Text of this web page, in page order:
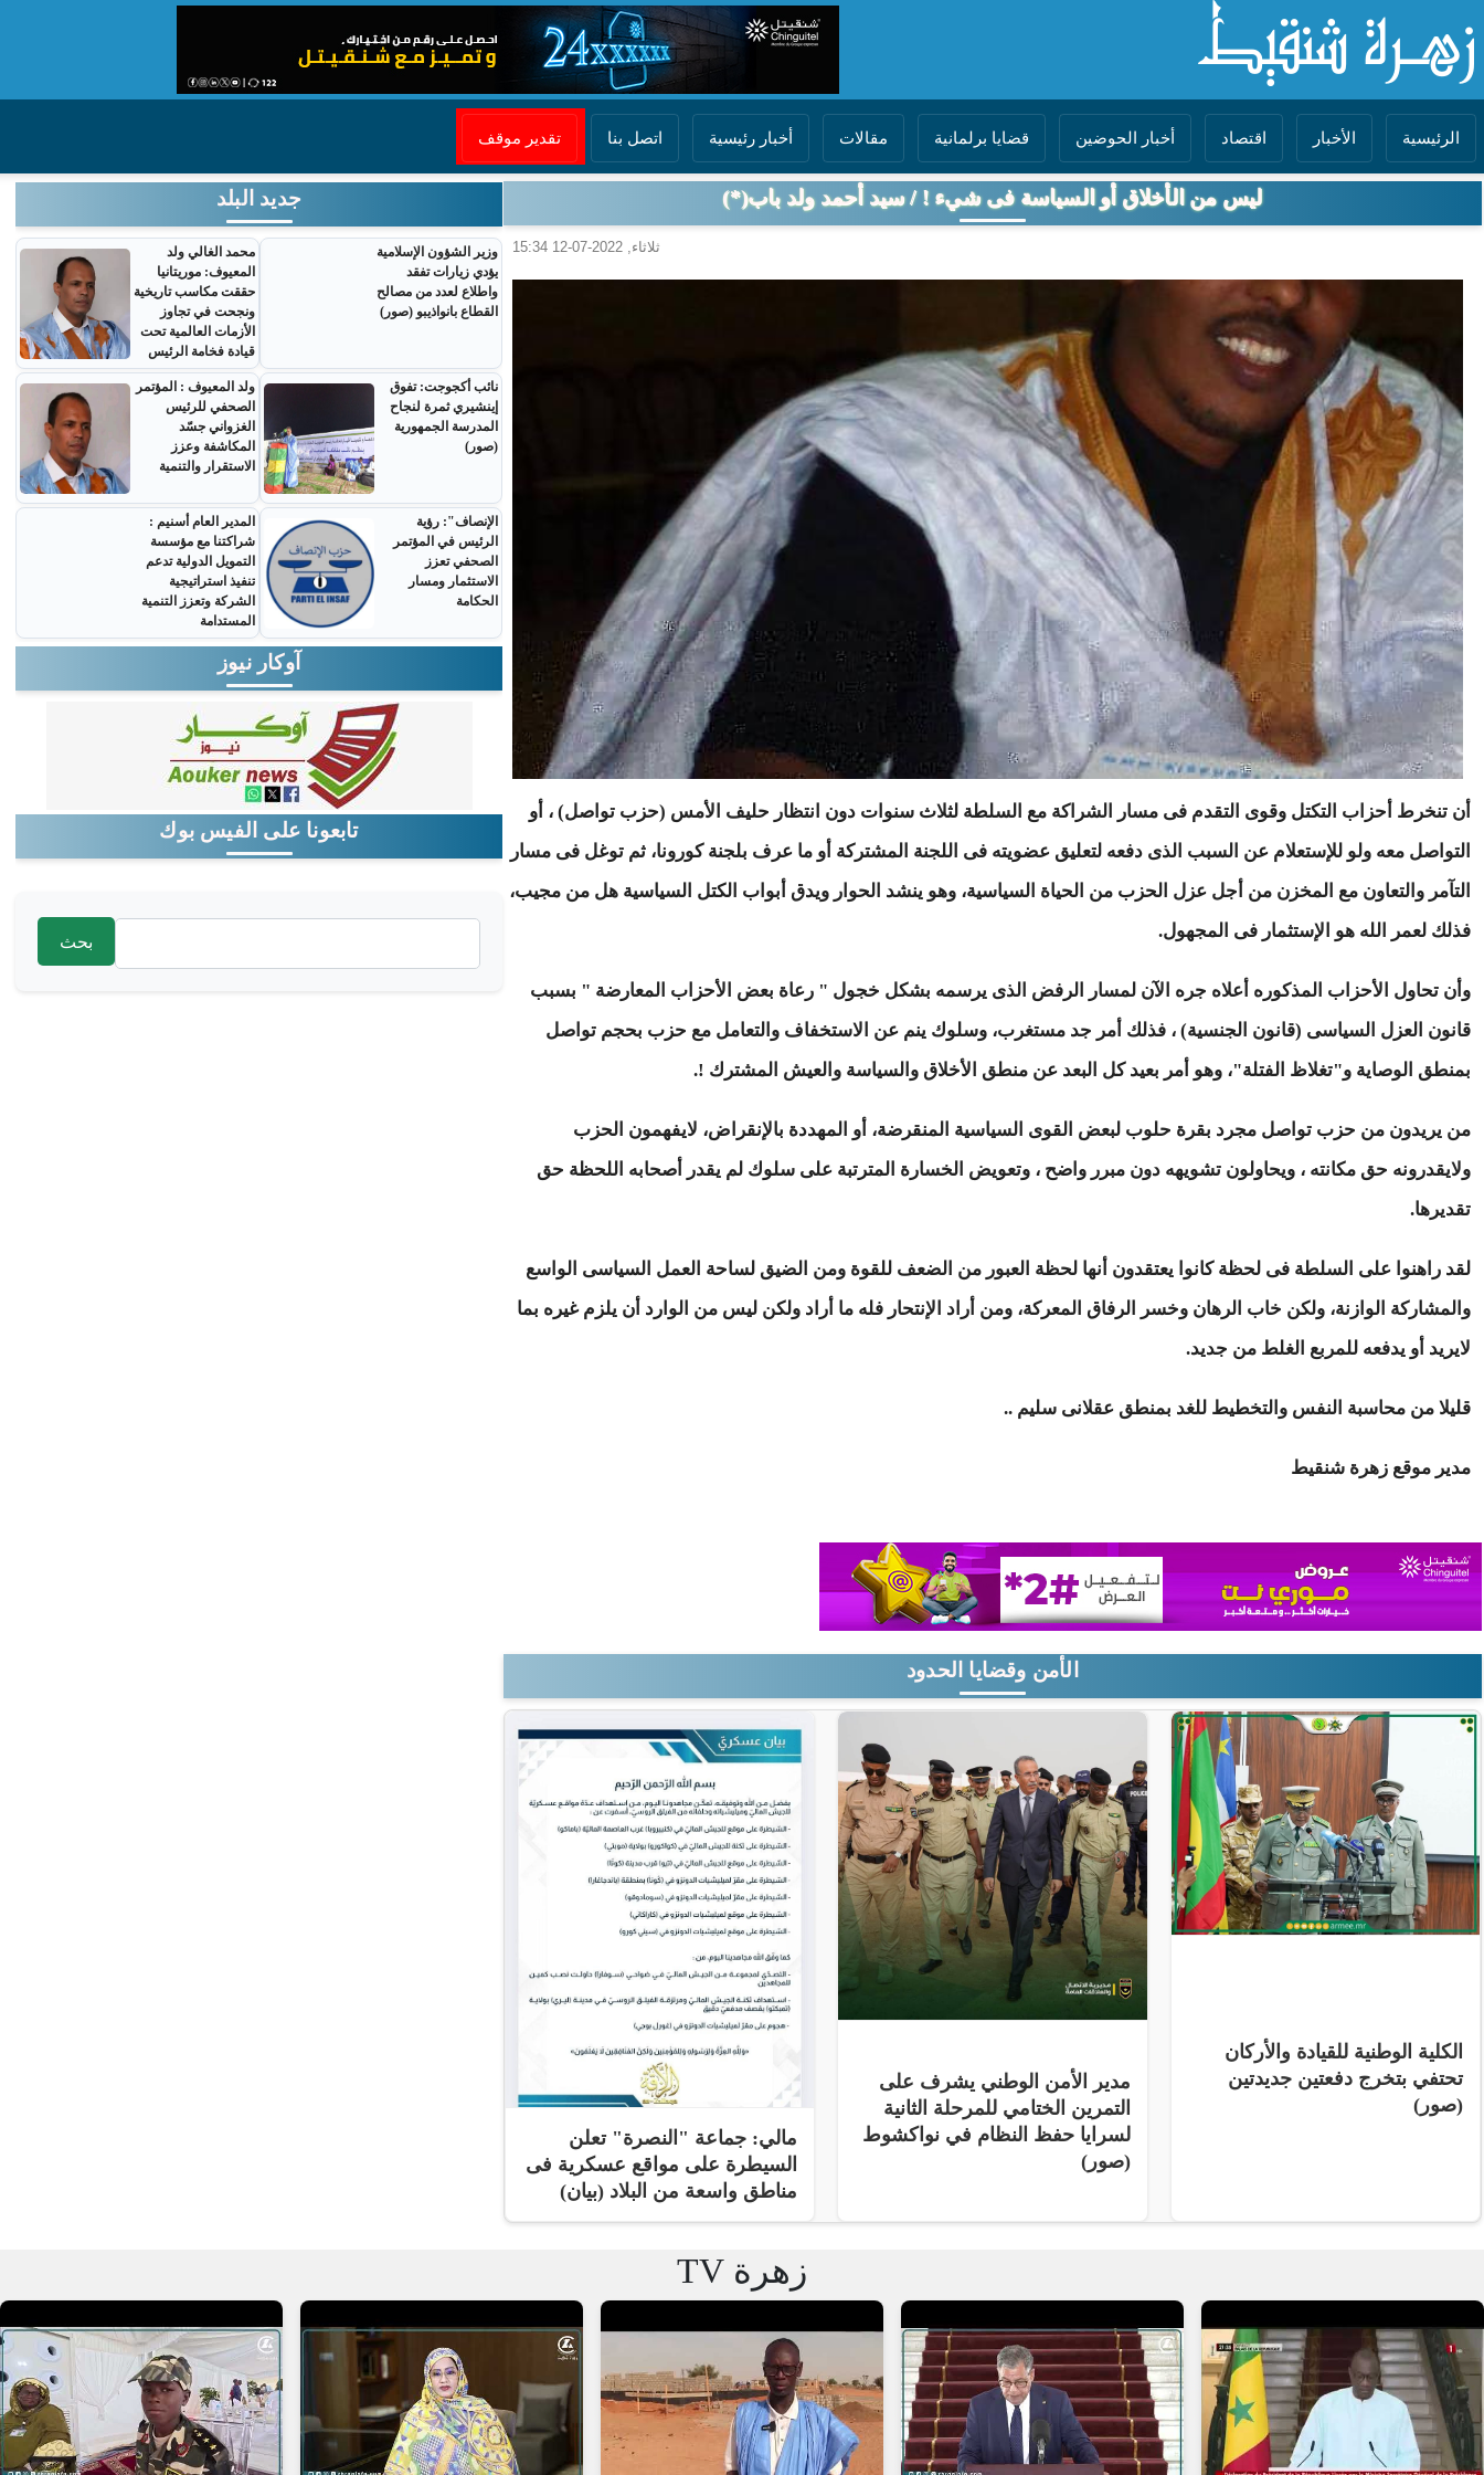
الرئيسية الأخبار اقتصاد أخبار الحوضين قضايا برلمانية مقالات أخبار رئيسية اتصل بنا تقدير موقف
ليس من الأخلاق أو السياسة فى شيء ! / سيد أحمد ولد باب(*)
ثلاثاء, 2022-07-12 15:34
أن تنخرط أحزاب التكتل وقوى التقدم فى مسار الشراكة مع السلطة لثلاث سنوات دون انتظار حليف الأمس (حزب تواصل) ، أو
التواصل معه ولو للإستعلام عن السبب الذى دفعه لتعليق عضويته فى اللجنة المشتركة أو ما عرف بلجنة كورونا، ثم توغل فى مسار
التآمر والتعاون مع المخزن من أجل عزل الحزب من الحياة السياسية، وهو ينشد الحوار ويدق أبواب الكتل السياسية هل من مجيب،
فذلك لعمر الله هو الإستثمار فى المجهول.
وأن تحاول الأحزاب المذكوره أعلاه جره الآن لمسار الرفض الذى يرسمه بشكل خجول " رعاة بعض الأحزاب المعارضة " بسبب
قانون العزل السياسى (قانون الجنسية) ، فذلك أمر جد مستغرب، وسلوك ينم عن الاستخفاف والتعامل مع حزب بحجم تواصل
بمنطق الوصاية و"تغلاظ الفتلة"، وهو أمر بعيد كل البعد عن منطق الأخلاق والسياسة والعيش المشترك !.
من يريدون من حزب تواصل مجرد بقرة حلوب لبعض القوى السياسية المنقرضة، أو المهددة بالإنقراض، لايفهمون الحزب
ولايقدرونه حق مكانته ، ويحاولون تشويهه دون مبرر واضح ، وتعويض الخسارة المترتبة على سلوك لم يقدر أصحابه اللحظة حق
تقديرها.
لقد راهنوا على السلطة فى لحظة كانوا يعتقدون أنها لحظة العبور من الضعف للقوة ومن الضيق لساحة العمل السياسى الواسع
والمشاركة الوازنة، ولكن خاب الرهان وخسر الرفاق المعركة، ومن أراد الإنتحار فله ما أراد ولكن ليس من الوارد أن يلزم غيره بما
لايريد أو يدفعه للمربع الغلط من جديد.
قليلا من محاسبة النفس والتخطيط للغد بمنطق عقلانى سليم ..
مدير موقع زهرة شنقيط
الأمن وقضايا الحدود
الكلية الوطنية للقيادة والأركان
تحتفي بتخرج دفعتين جديدتين
(صور)
مدير الأمن الوطني يشرف على
التمرين الختامي للمرحلة الثانية
لسرايا حفظ النظام في نواكشوط
(صور)
مالي: جماعة "النصرة" تعلن
السيطرة على مواقع عسكرية فى
مناطق واسعة من البلاد (بيان)
جديد البلد
وزير الشؤون الإسلامية
يؤدي زيارات تفقد
واطلاع لعدد من مصالح
القطاع بانواذيبو (صور)
محمد الغالي ولد
المعيوف: موريتانيا
حققت مكاسب تاريخية
ونجحت في تجاوز
الأزمات العالمية تحت
قيادة فخامة الرئيس
نائب أكجوجت: تفوق
إينشيري ثمرة لنجاح
المدرسة الجمهورية
(صور)
ولد المعيوف : المؤتمر
الصحفي للرئيس
الغزواني جسّد
المكاشفة وعزز
الاستقرار والتنمية
الإنصاف": رؤية
الرئيس في المؤتمر
الصحفي تعزز
الاستثمار ومسار
الحكامة
المدير العام أسنيم :
شراكتنا مع مؤسسة
التمويل الدولية تدعم
تنفيذ استراتيجية
الشركة وتعزز التنمية
المستدامة
آوكار نيوز
تابعونا على الفيس بوك
‏بحث ‏
زهرة TV